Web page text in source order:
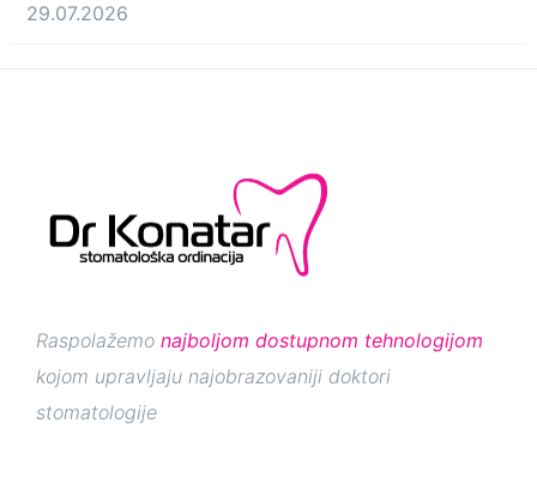
29.07.2026
Raspolažemo najboljom dostupnom tehnologijom
kojom upravljaju najobrazovaniji doktori
stomatologije